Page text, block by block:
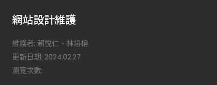
網站設計維護
維護者: 賴悅仁、林培榕
更新日期: 2024.02.27
瀏覽次數: